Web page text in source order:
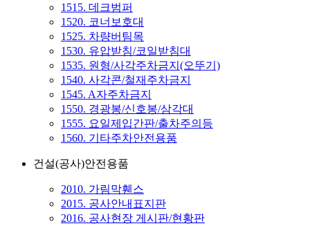
1515. 데크범퍼
1520. 코너보호대
1525. 차량버팀목
1530. 유압받침/코일받침대
1535. 원형/사각주차금지(오뚜기)
1540. 사각콘/철재주차금지
1545. A자주차금지
1550. 경광봉/신호봉/삼각대
1555. 요일제입간판/출차주의등
1560. 기타주차안전용품
건설(공사)안전용품
2010. 가림막휀스
2015. 공사안내표지판
2016. 공사현장 게시판/현황판